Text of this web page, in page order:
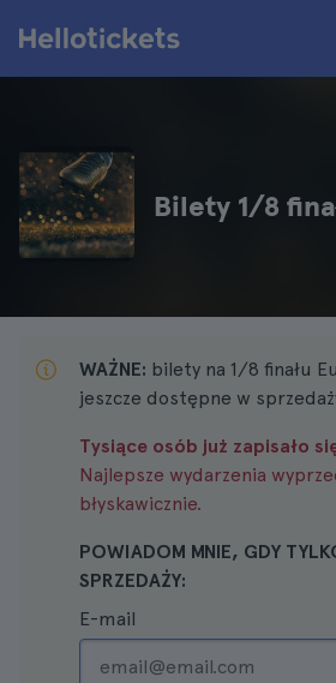
Bilety 1/8
WAŻNE: bilety na 1/8 finału
jeszcze dostępne w
Tysiące osób już zapisało
Najlepsze wydarzenia
błyskawicznie.
POWIADOM MNIE, GDY
SPRZEDAŻY:
E-mail